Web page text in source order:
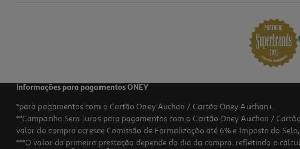
Informações para pagamentos ONEY
*para pagamentos com o Cartão Oney Auchan / Cartão Oney Auchan+.
**Campanha Sem Juros para pagamentos com o Cartão Oney Auchan /
valor da compra acresce Comissão de Formalização até 6% e Imposto do
***O valor da primeira prestação depende do dia da compra, refletindo o